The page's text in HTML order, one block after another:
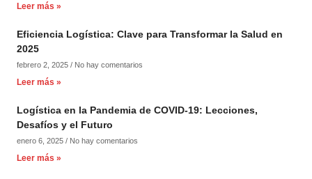
Leer más »
Eficiencia Logística: Clave para Transformar la Salud en
2025
febrero 2, 2025 No hay comentarios
Leer más »
Logística en la Pandemia de COVID-19: Lecciones,
Desafíos y el Futuro
enero 6, 2025 No hay comentarios
Leer más »